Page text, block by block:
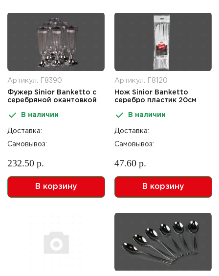
Артикул: Г8390
Фужер Sinior Banketto с
серебряной окантовкой
В наличии
Доставка:
Самовывоз:
232.50 р.
В корзину
Артикул: Г8120
Нож Sinior Banketto
серебро пластик 20см
В наличии
Доставка:
Самовывоз:
47.60 р.
В корзину